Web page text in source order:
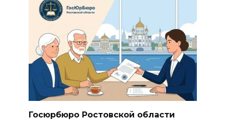
Госюрбюро Ростовской области